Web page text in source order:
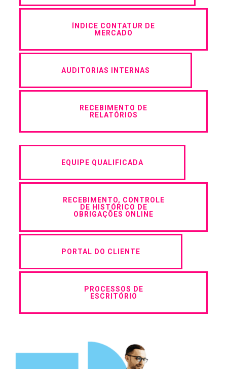
ÍNDICE CONTATUR DE
MERCADO
AUDITORIAS INTERNAS
RECEBIMENTO DE
RELATÓRIOS
EQUIPE QUALIFICADA
RECEBIMENTO, CONTROLE
DE HISTÓRICO DE
OBRIGAÇÕES ONLINE
PORTAL DO CLIENTE
PROCESSOS DE
ESCRITÓRIO